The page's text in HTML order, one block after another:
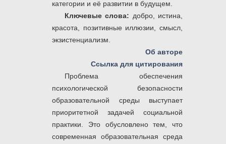
категории и её развитии в будущем.
Ключевые слова: добро, истина,
красота, позитивные иллюзии, смысл,
экзистенциализм.
Об авторе
Ссылка для цитирования
Проблема обеспечения
психологической безопасности
образовательной среды выступает
приоритетной задачей социальной
практики. Это обусловлено тем, что
современная образовательная среда